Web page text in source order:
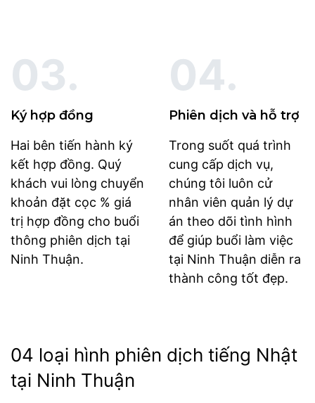
03.
Ký hợp đồng
Hai bên tiến hành ký
kết hợp đồng. Quý
khách vui lòng chuyển
khoản đặt cọc % giá
trị hợp đồng cho buổi
thông phiên dịch tại
Ninh Thuận.
04.
Phiên dịch và hỗ trợ
Trong suốt quá trình
cung cấp dịch vụ,
chúng tôi luôn cử
nhân viên quản lý dự
án theo dõi tình hình
để giúp buổi làm việc
tại Ninh Thuận diễn ra
thành công tốt đẹp.
04 loại hình phiên dịch tiếng Nhật
tại Ninh Thuận